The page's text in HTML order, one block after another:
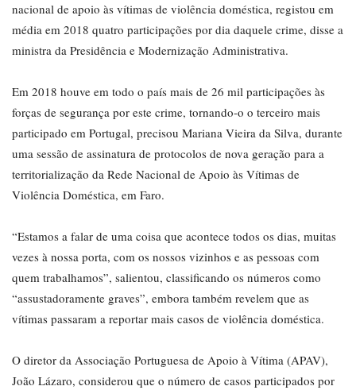
nacional de apoio às vítimas de violência doméstica, registou em
média em 2018 quatro participações por dia daquele crime, disse a
ministra da Presidência e Modernização Administrativa.
Em 2018 houve em todo o país mais de 26 mil participações às
forças de segurança por este crime, tornando-o o terceiro mais
participado em Portugal, precisou Mariana Vieira da Silva, durante
uma sessão de assinatura de protocolos de nova geração para a
territorialização da Rede Nacional de Apoio às Vítimas de
Violência Doméstica, em Faro.
“Estamos a falar de uma coisa que acontece todos os dias, muitas
vezes à nossa porta, com os nossos vizinhos e as pessoas com
quem trabalhamos”, salientou, classificando os números como
“assustadoramente graves”, embora também revelem que as
vítimas passaram a reportar mais casos de violência doméstica.
O diretor da Associação Portuguesa de Apoio à Vítima (APAV),
João Lázaro, considerou que o número de casos participados por